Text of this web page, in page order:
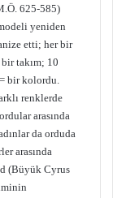
625-585)
yeniden
etti; her bir
takım; 10
bir kolordu.
renklerde
arasında
da orduda
arasında
(Büyük Cyrus